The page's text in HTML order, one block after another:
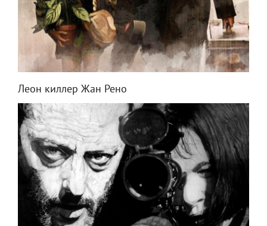
Леон киллер Жан Рено